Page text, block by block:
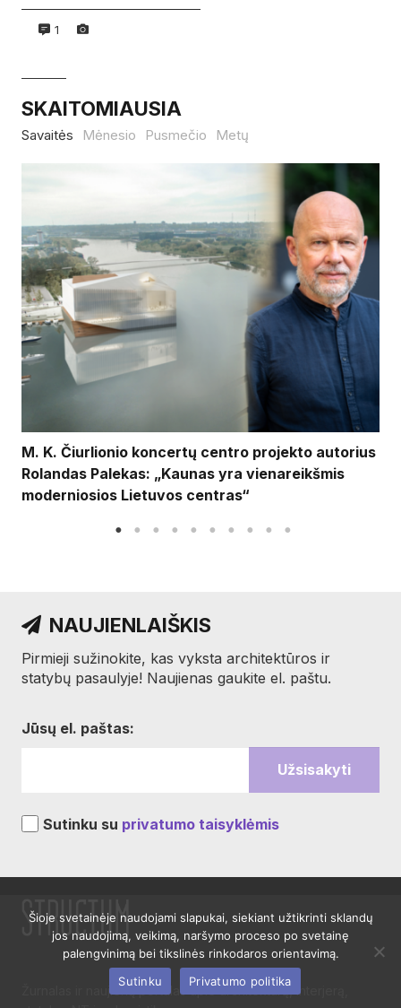
1
SKAITOMIAUSIA
Savaitės Mėnesio Pusmečio Metų
M. K. Čiurlionio koncertų centro projekto autorius
Rolandas Palekas: „Kaunas yra vienareikšmis
moderniosios Lietuvos centras“
NAUJIENLAIŠKIS
Pirmieji sužinokite, kas vyksta architektūros ir
statybų pasaulyje! Naujienas gaukite el. paštu.
Jūsų el. paštas:
Sutinku su privatumo taisyklėmis
Žurnalas ir naujienų portalas apie architektūrą, interjerą,
Šioje svetainėje naudojami slapukai, siekiant užtikrinti sklandų
jos naudojimą, veikimą, naršymo proceso po svetainę
palengvinimą bei tikslinės rinkodaros orientavimą.
Sutinku
Privatumo politika